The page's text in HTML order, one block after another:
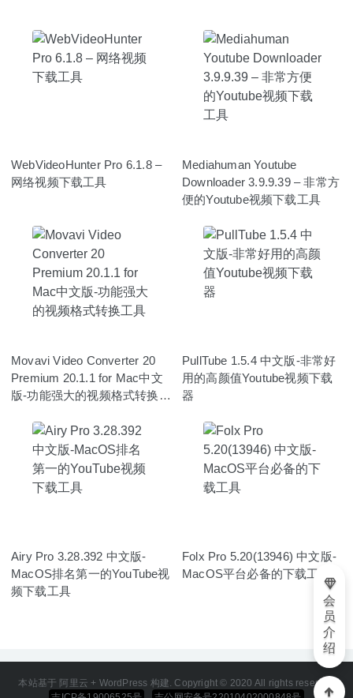
WebVideoHunter Pro 6.1.8 –
网络视频下载工具
Mediahuman Youtube
Downloader 3.9.9.39 – 非常方
便的Youtube视频下载工具
Movavi Video Converter 20
Premium 20.1.1 for Mac中文
版-功能强大的视频格式转换工
PullTube 1.5.4 中文版-非常好
用的高颜值Youtube视频下载
器
Airy Pro 3.28.392 中文版-
MacOS排名第一的YouTube视
频下载工具
Folx Pro 5.20(13946) 中文版-
MacOS平台必备的下载工具
本站基于 阿里云 + WordPress 构建. Copyright © 2020 All rights reserved
会
员
介
绍